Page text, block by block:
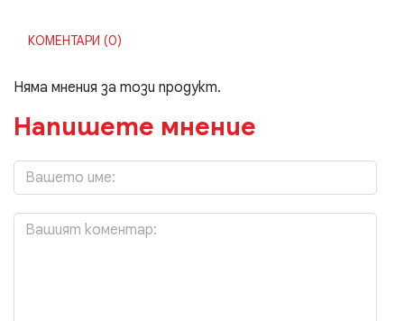
КОМЕНТАРИ (0)
Няма мнения за този продукт.
Напишете мнение